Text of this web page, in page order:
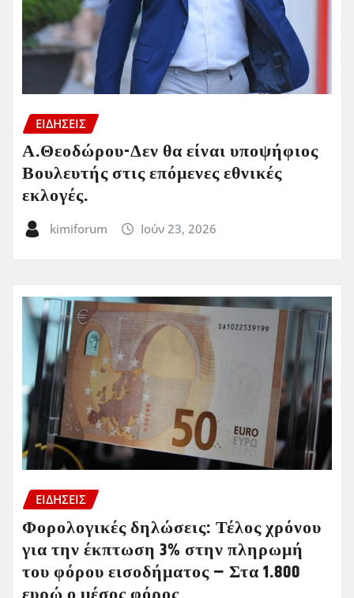
ΕΙΔΗΣΕΙΣ
Α.Θεοδώρου-Δεν θα είναι υποψήφιος
Βουλευτής στις επόμενες εθνικές
εκλογές.
kimiforum Ιούν 23, 2026
ΕΙΔΗΣΕΙΣ
Φορολογικές δηλώσεις: Τέλος χρόνου
για την έκπτωση 3% στην πληρωμή
του φόρου εισοδήματος – Στα 1.800